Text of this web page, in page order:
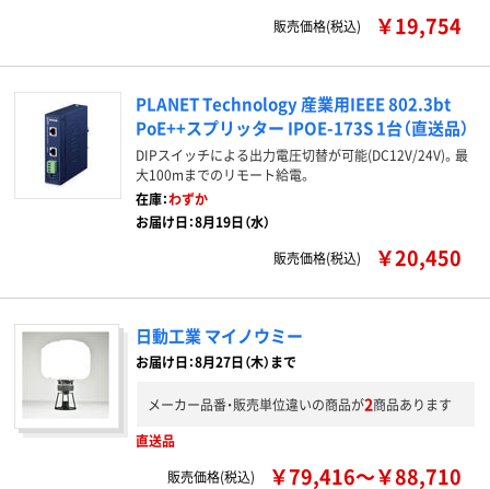
販売価格(税込)
￥19,754
PLANET Technology 産業用IEEE 802.3bt
PoE++スプリッター IPOE-173S 1台（直送品）
DIPスイッチによる出力電圧切替が可能(DC12V/24V)。最
大100mまでのリモート給電。
在庫：わずか
お届け日：8月19日（水）
販売価格(税込)
￥20,450
日動工業 マイノウミー
お届け日：8月27日（木）まで
メーカー品番・販売単位違いの商品が2商品あります
直送品
販売価格(税込)
￥79,416～￥88,710